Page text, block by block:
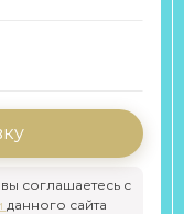
соглашаетесь с
данного сайта